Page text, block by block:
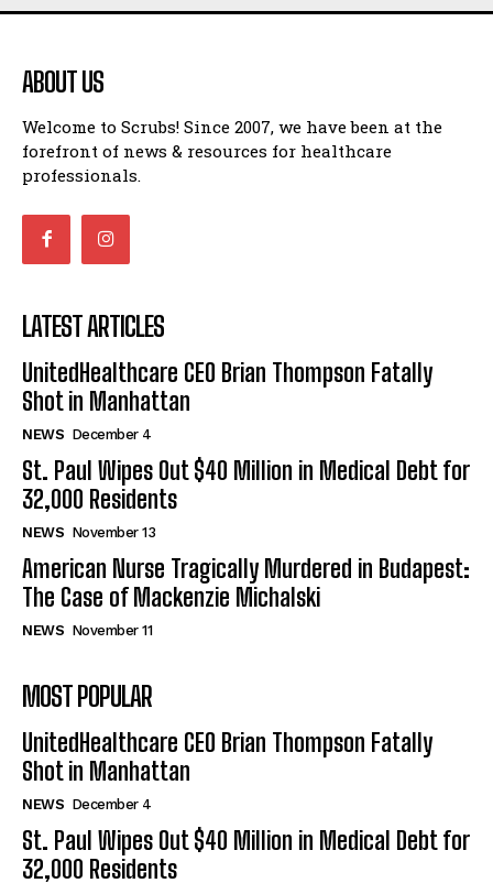
ABOUT US
Welcome to Scrubs! Since 2007, we have been at the
forefront of news & resources for healthcare
professionals.
LATEST ARTICLES
UnitedHealthcare CEO Brian Thompson Fatally
Shot in Manhattan
NEWS December 4
St. Paul Wipes Out $40 Million in Medical Debt for
32,000 Residents
NEWS November 13
American Nurse Tragically Murdered in Budapest:
The Case of Mackenzie Michalski
NEWS November 11
MOST POPULAR
UnitedHealthcare CEO Brian Thompson Fatally
Shot in Manhattan
NEWS December 4
St. Paul Wipes Out $40 Million in Medical Debt for
32,000 Residents